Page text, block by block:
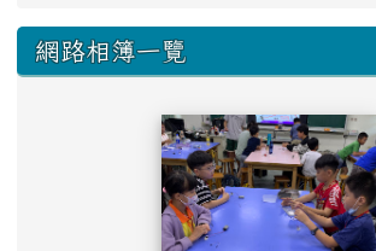
網路相簿一覽